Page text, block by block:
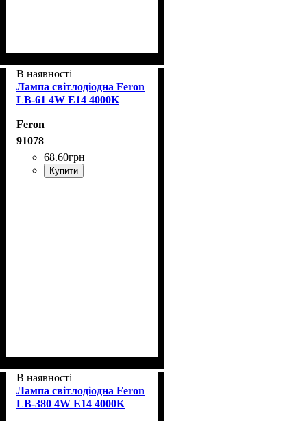
В наявності
Лампа світлодіодна Feron
LB-61 4W E14 4000K
Feron
91078
68.60грн
Купити
В наявності
Лампа світлодіодна Feron
LB-380 4W E14 4000K